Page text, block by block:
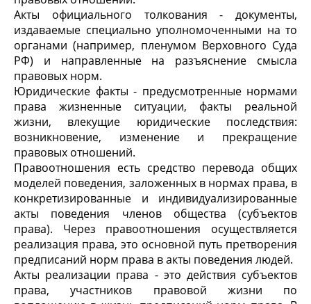
Акты официального толкования - документы,
издаваемые специально уполномоченными на то
органами (например, пленумом Верховного Суда
РФ) и направленные на разъяснение смысла
правовых норм.
Юридические факты - предусмотренные нормами
права жизненные ситуации, факты реальной
жизни, влекущие юридические последствия:
возникновение, изменение и прекращение
правовых отношений.
Правоотношения есть средство перевода общих
моделей поведения, заложенных в нормах права, в
конкретизированные и индивидуализированные
акты поведения членов общества (субъектов
права). Через правоотношения осуществляется
реализация права, это основной путь претворения
предписаний норм права в акты поведения людей.
Акты реализации права - это действия субъектов
права, участников правовой жизни по